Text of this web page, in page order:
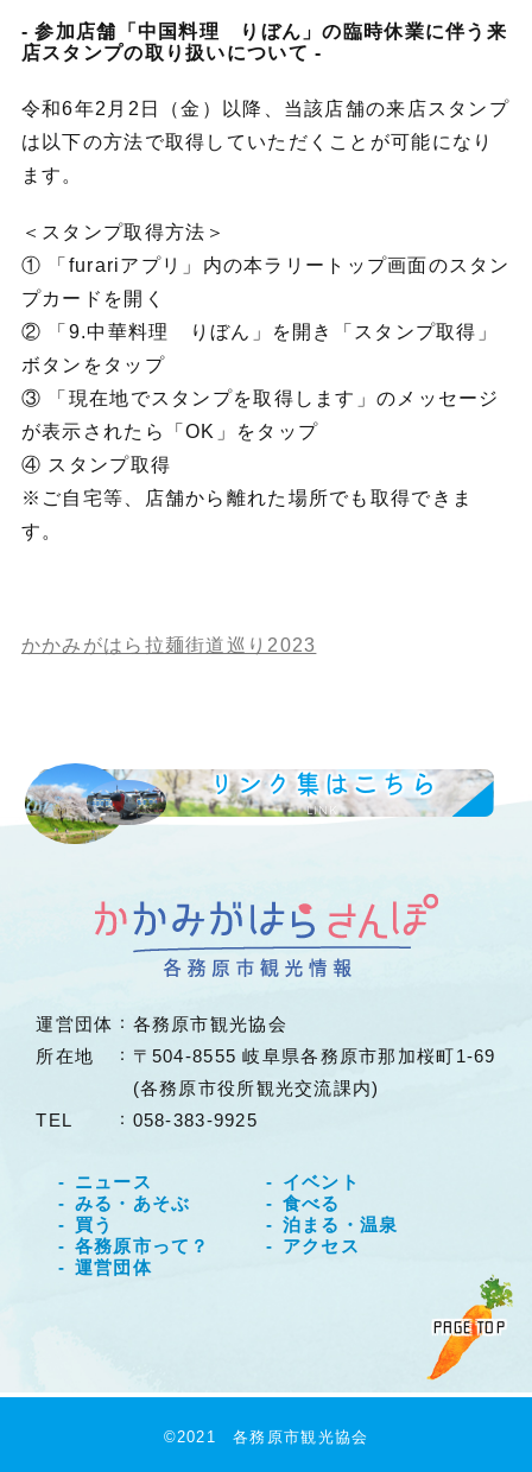
参加店舗「中国料理 りぼん」の臨時休業に伴う来
店スタンプの取り扱いについて
令和6年2月2日（金）以降、当該店舗の来店スタンプ
は以下の方法で取得していただくことが可能になり
ます。
＜スタンプ取得方法＞
① 「furariアプリ」内の本ラリートップ画面のスタン
プカードを開く
② 「9.中華料理 りぼん」を開き「スタンプ取得」
ボタンをタップ
③ 「現在地でスタンプを取得します」のメッセージ
が表示されたら「OK」をタップ
④ スタンプ取得
※ご自宅等、店舗から離れた場所でも取得できま
す。
かかみがはら拉麺街道巡り2023
リンク集はこちら
LINK
運営団体
各務原市観光協会
所在地
〒504-8555 岐阜県各務原市那加桜町1-69
(各務原市役所観光交流課内)
TEL
058-383-9925
ニュース
イベント
みる・あそぶ
食べる
買う
泊まる・温泉
各務原市って？
アクセス
運営団体
PAGE TOP
©2021 各務原市観光協会